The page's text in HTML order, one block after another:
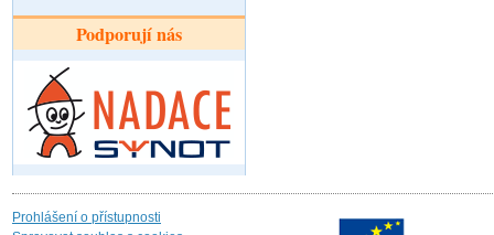
Podporují nás
Prohlášení o přístupnosti